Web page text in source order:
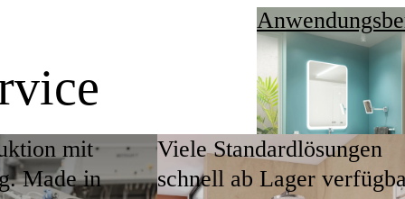
individuellen Wünschen der jeweiligen
die richtigen Produkte
mit
Made in
Viele Standardlösungen
schnell ab Lager